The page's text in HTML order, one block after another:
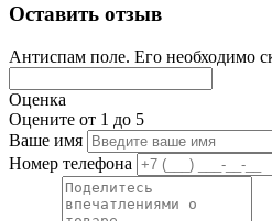
Оставить отзыв
Антиспам поле. Его необходимо
Оценка
Оцените от 1 до 5
Ваше имя
Номер телефона